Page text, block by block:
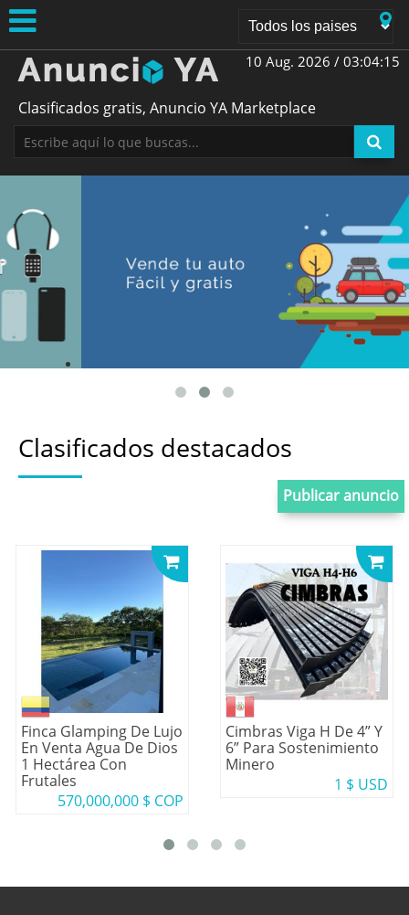
10 Aug. 2026 / 03:04:15
Clasificados gratis, Anuncio YA Marketplace
Clasificados destacados
Publicar anuncio
Finca Glamping De Lujo
En Venta Agua De Dios
1 Hectárea Con
Frutales
570,000,000 $ COP
Cimbras Viga H De 4” Y
6” Para Sostenimiento
Minero
1 $ USD